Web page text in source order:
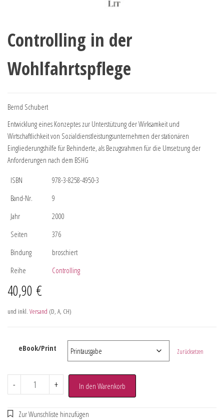
Controlling in der
Wohlfahrtspflege
Bernd Schubert
Entwicklung eines Konzeptes zur Unterstützung der Wirksamkeit und
Wirtschaftlichkeit von Sozialdienstleistungsunternehmen der stationären
Eingliederungshilfe für Behinderte, als Bezugsrahmen für die Umsetzung der
Anforderungen nach dem BSHG
ISBN
978-3-8258-4950-3
Band-Nr.
9
Jahr
2000
Seiten
376
Bindung
broschiert
Reihe
Controlling
40,90 €
und inkl. Versand (D, A, CH)
eBook/Print Zurücksetzen
- + In den Warenkorb